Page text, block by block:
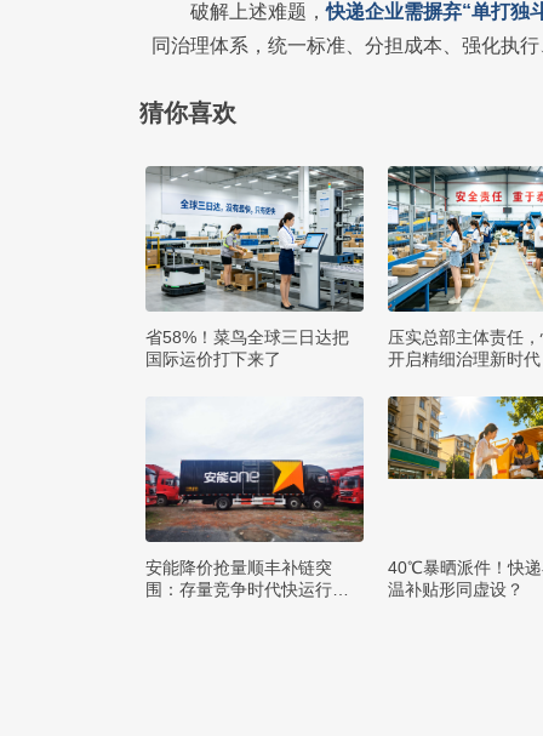
破解上述难题，快递企业需摒弃“单打独
同治理体系，统一标准、分担成本、强化执
猜你喜欢
省58%！菜鸟全球三日达把
国际运价打下来了
压实总部主体责任
开启精细治理新时代
安能降价抢量顺丰补链突
围：存量竞争时代快运行业
40℃暴晒派件！快
温补贴形同虚设？